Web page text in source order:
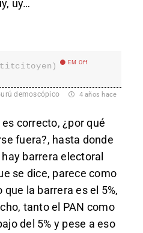
uy…
EM Off
demoscópico 4 años hace
correcto, ¿por qué
fuera?, hasta donde
barrera electoral
se dice, parece como
la barrera es el 5%,
tanto el PAN como
del 5% y pese a eso